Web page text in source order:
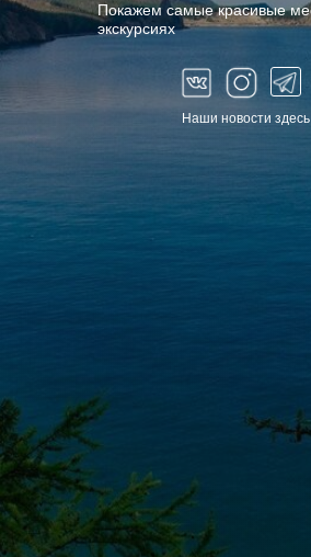
Покажем самые красивые
экскурсиях
Наши новости здесь